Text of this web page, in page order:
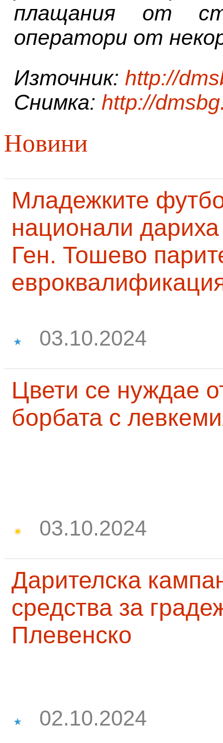
плащания от
оператори от
Източник: http://
Снимка: http://
Новини
Младежките
национали
Ген. Тошево
03.10.2024
Цвети се нуждае
борбата с
03.10.2024
Дарителска
средства за
Плевенско
02.10.2024